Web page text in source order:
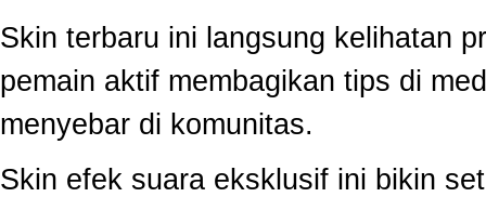
Skin terbaru ini langsung kelihatan
pemain aktif membagikan tips di
menyebar di komunitas.
Skin efek suara eksklusif ini bikin